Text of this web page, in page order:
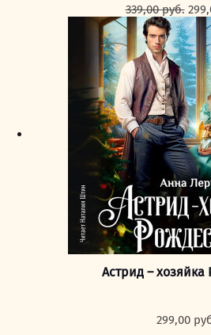
339,00руб.
Астрид – хозяйка
299,00